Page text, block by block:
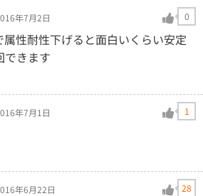
年7月2日 0
性耐性下げると面白いくらい安定
できます
年7月1日 1
年6月22日 28